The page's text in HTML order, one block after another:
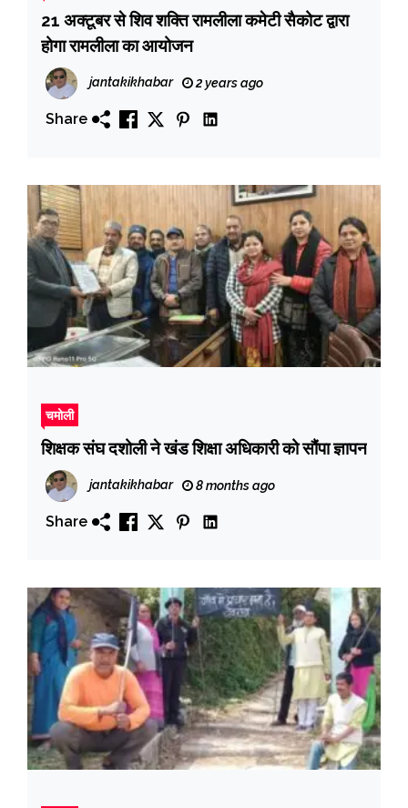
21 अक्टूबर से शिव शक्ति रामलीला कमेटी सैकोट द्वारा
होगा रामलीला का आयोजन
jantakikhabar 2 years ago
Share
चमोली
शिक्षक संघ दशोली ने खंड शिक्षा अधिकारी को सौंपा ज्ञापन
jantakikhabar 8 months ago
Share